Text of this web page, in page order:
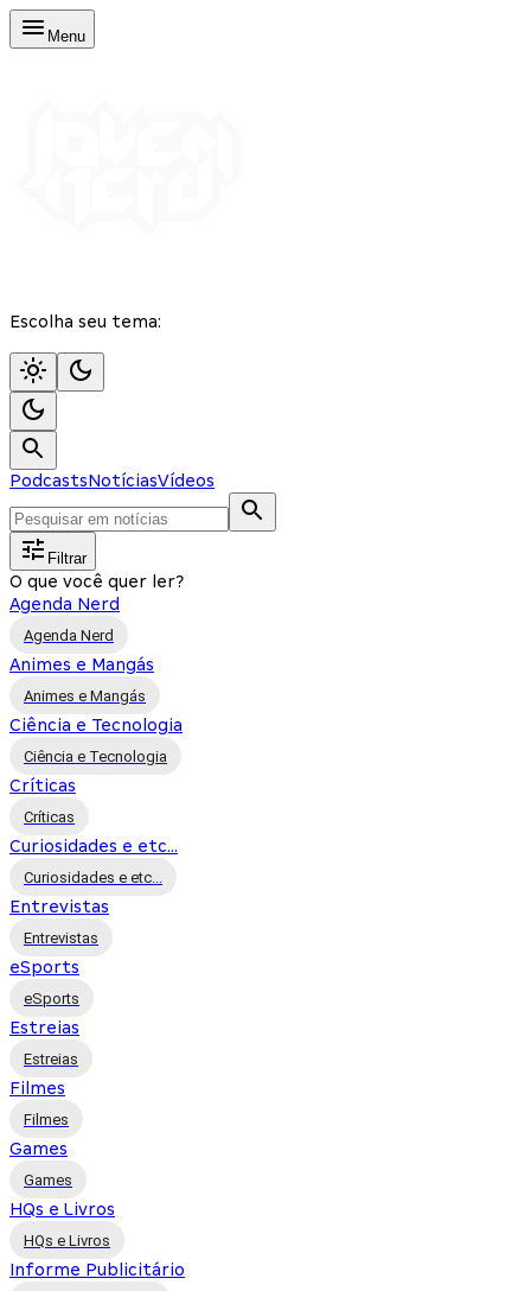
Menu
Escolha seu tema:
PodcastsNotíciasVídeos
Filtrar
O que você quer ler?
Agenda Nerd
Agenda Nerd
Animes e Mangás
Animes e Mangás
Ciência e Tecnologia
Ciência e Tecnologia
Críticas
Críticas
Curiosidades e etc...
Curiosidades e etc...
Entrevistas
Entrevistas
eSports
eSports
Estreias
Estreias
Filmes
Filmes
Games
Games
HQs e Livros
HQs e Livros
Informe Publicitário